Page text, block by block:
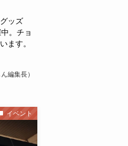
ッズ
。チョ
ます。
編集長）
イベント